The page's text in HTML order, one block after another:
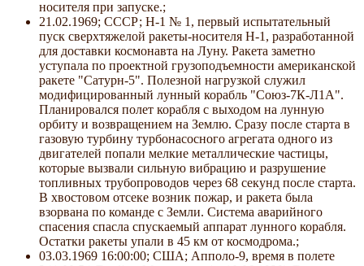
носителя при запуске.;
21.02.1969; СССР; Н-1 № 1, первый испытательный
пуск сверхтяжелой ракеты-носителя Н-1, разработанной
для доставки космонавта на Луну. Ракета заметно
уступала по проектной грузоподъемности американской
ракете "Сатурн-5". Полезной нагрузкой служил
модифицированный лунный корабль "Союз-7К-Л1А".
Планировался полет корабля с выходом на лунную
орбиту и возвращением на Землю. Сразу после старта в
газовую турбину турбонасосного агрегата одного из
двигателей попали мелкие металлические частицы,
которые вызвали сильную вибрацию и разрушение
топливных трубопроводов через 68 секунд после старта.
В хвостовом отсеке возник пожар, и ракета была
взорвана по команде с Земли. Система аварийного
спасения спасла спускаемый аппарат лунного корабля.
Остатки ракеты упали в 45 км от космодрома.;
03.03.1969 16:00:00; США; Апполо-9, время в полете